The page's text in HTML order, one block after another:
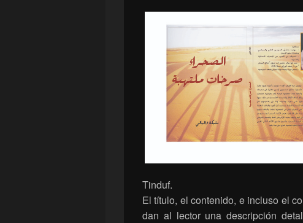
Tinduf.
El título, el contenido, e incluso el
dan al lector una descripción